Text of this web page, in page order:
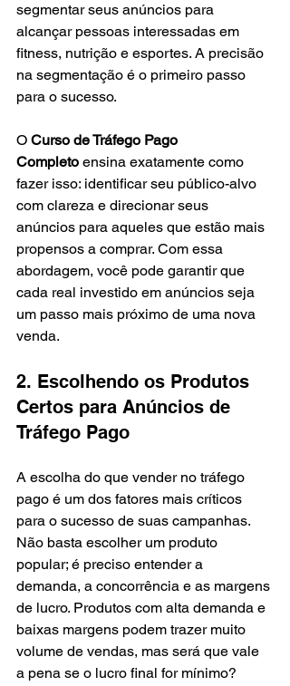
segmentar seus anúncios para
alcançar pessoas interessadas em
fitness, nutrição e esportes. A precisão
na segmentação é o primeiro passo
para o sucesso.
O Curso de Tráfego Pago
Completo ensina exatamente como
fazer isso: identificar seu público-alvo
com clareza e direcionar seus
anúncios para aqueles que estão mais
propensos a comprar. Com essa
abordagem, você pode garantir que
cada real investido em anúncios seja
um passo mais próximo de uma nova
venda.
2. Escolhendo os Produtos
Certos para Anúncios de
Tráfego Pago
A escolha do que vender no tráfego
pago é um dos fatores mais críticos
para o sucesso de suas campanhas.
Não basta escolher um produto
popular; é preciso entender a
demanda, a concorrência e as margens
de lucro. Produtos com alta demanda e
baixas margens podem trazer muito
volume de vendas, mas será que vale
a pena se o lucro final for mínimo?